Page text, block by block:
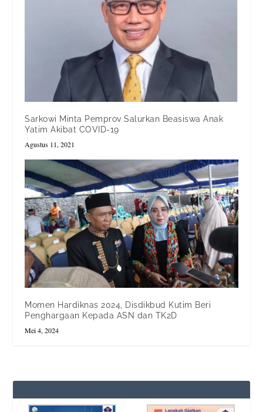
Sarkowi Minta Pemprov Salurkan Beasiswa Anak
Yatim Akibat COVID-19
Agustus 11, 2021
Momen Hardiknas 2024, Disdikbud Kutim Beri
Penghargaan Kepada ASN dan TK2D
Mei 4, 2024